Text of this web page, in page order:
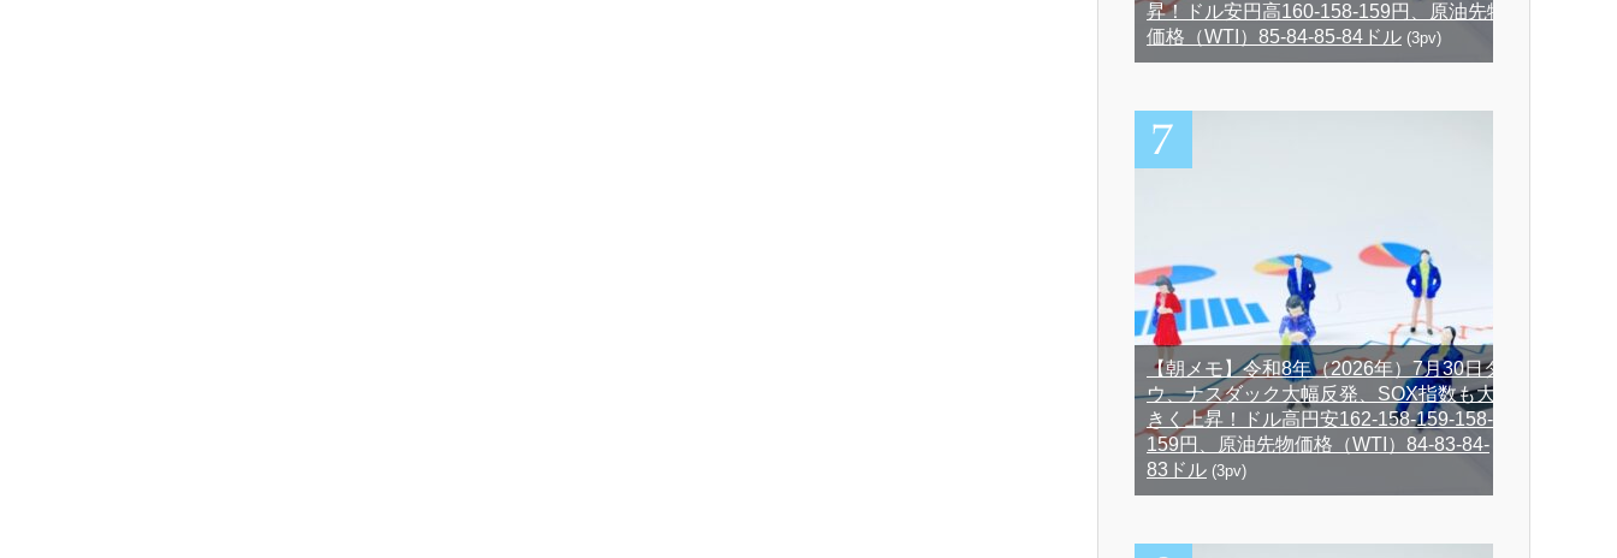
昇！ドル安円高160-158-159円、原油先物
価格（WTI）85-84-85-84ドル (3pv)
【朝メモ】令和8年（2026年）7月30日ダ
ウ、ナスダック大幅反発、SOX指数も大
きく上昇！ドル高円安162-158-159-158-
159円、原油先物価格（WTI）84-83-84-
83ドル (3pv)